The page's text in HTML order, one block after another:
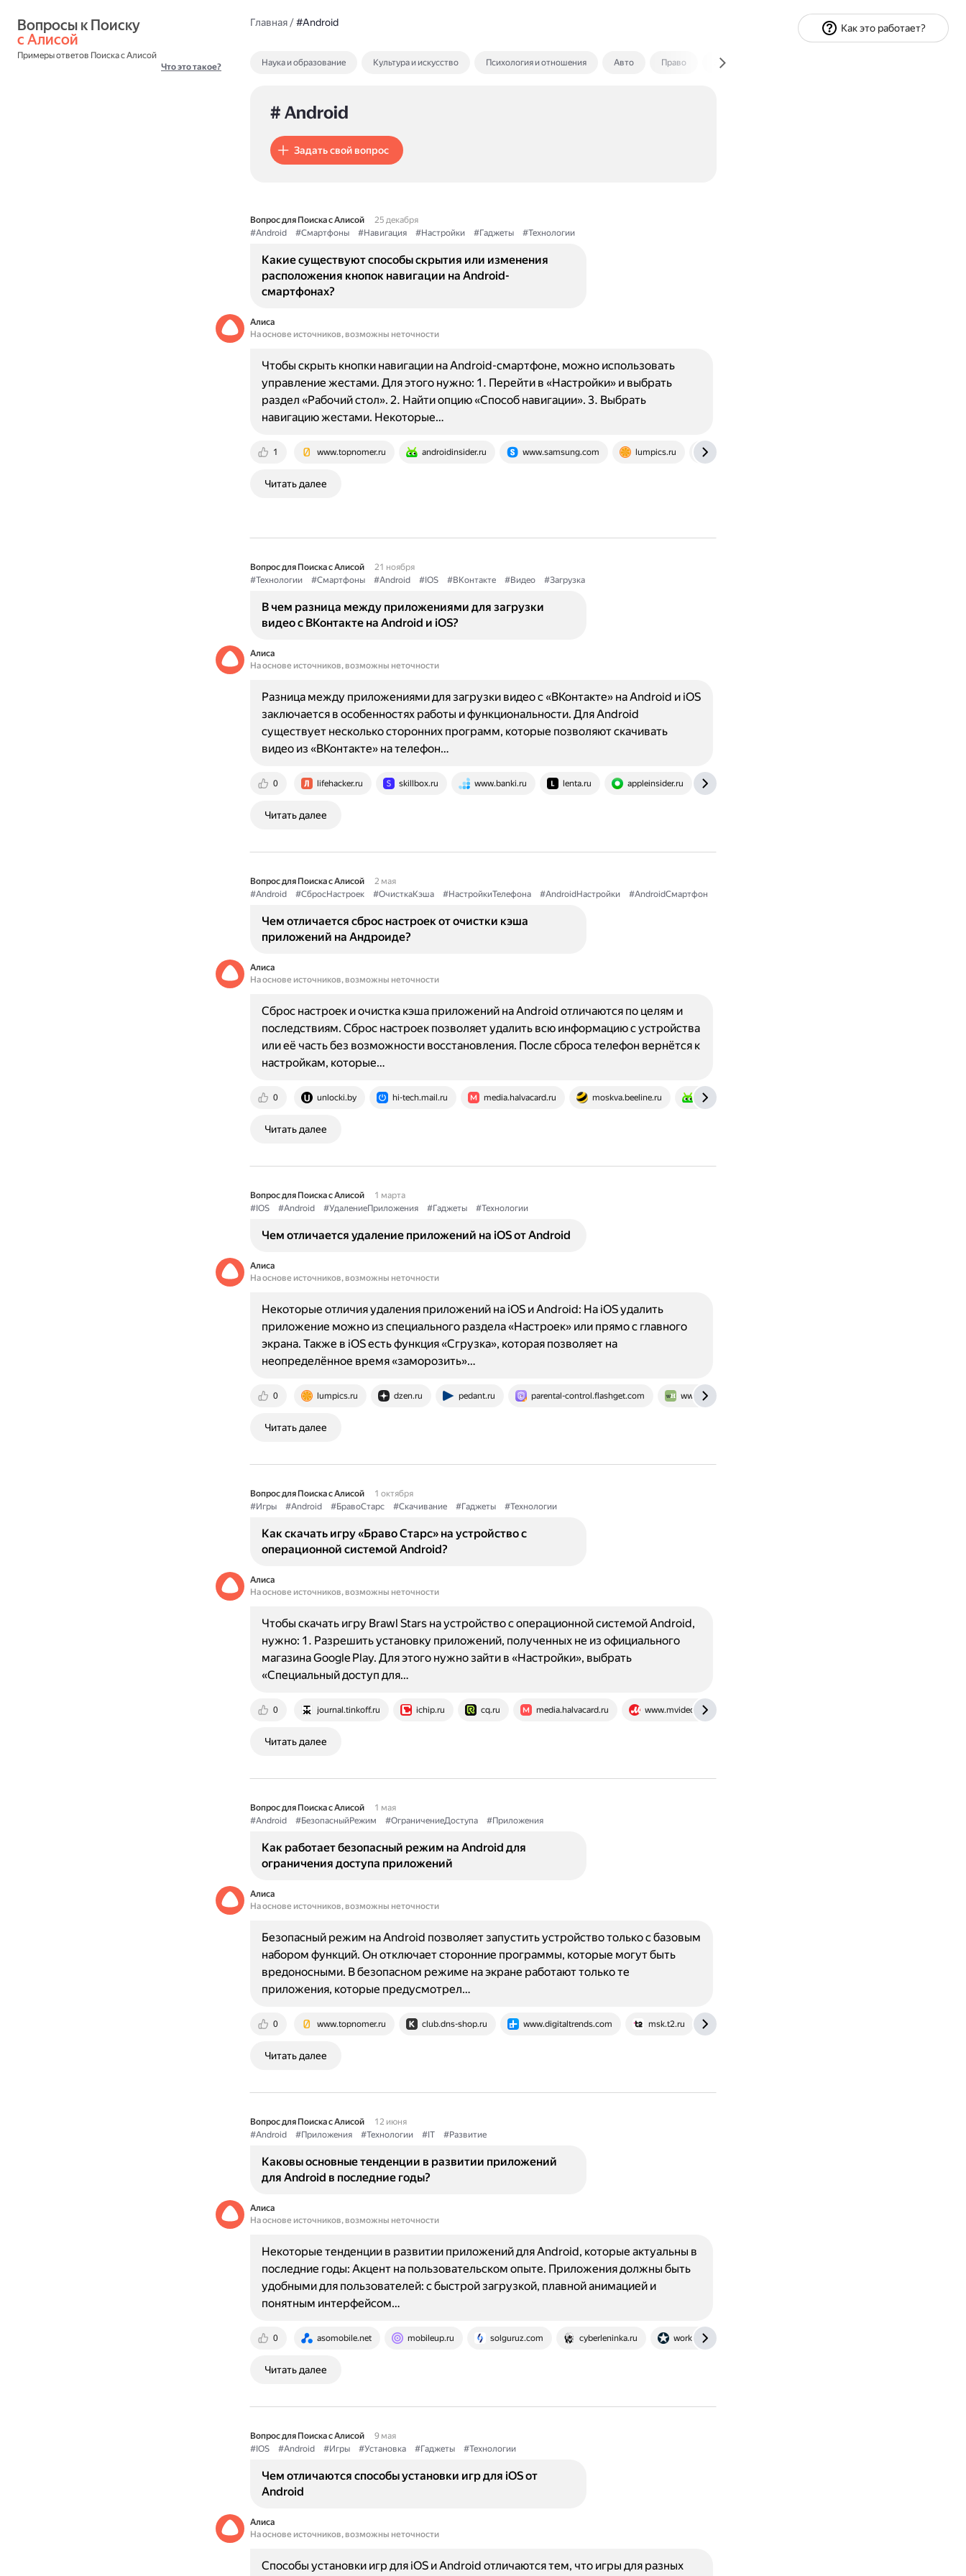
с Алисой
Примеры ответов Поиска с Алисой
Что это такое?
Главная/#Android
Наука и образование Культура и искусство Психология и отношения Авто Право Экономика и финансы
# Android
Задать свой вопрос
Вопрос для Поиска с Алисой
25 декабря
#Android
#Смартфоны #Навигация #Настройки #Гаджеты #Технологии
Какие существуют способы скрытия или изменения
расположения кнопок навигации на Android-
смартфонах?
Алиса
На основе источников, возможны неточности
1 www.topnomer.ru androidinsider.ru www.samsung.com lumpics.ru
Чтобы скрыть кнопки навигации на Android-смартфоне, можно использовать
управление жестами. Для этого нужно: 1. Перейти в «Настройки» и выбрать
раздел «Рабочий стол». 2. Найти опцию «Способ навигации». 3. Выбрать
навигацию жестами. Некоторые…
Читать далее
Вопрос для Поиска с Алисой
21 ноября
#Технологии
#Смартфоны #Android #IOS #ВКонтакте #Видео #Загрузка
В чем разница между приложениями для загрузки
видео с ВКонтакте на Android и iOS?
Алиса
На основе источников, возможны неточности
0 lifehacker.ru skillbox.ru www.banki.ru lenta.ru appleinsider.ru
Разница между приложениями для загрузки видео с «ВКонтакте» на Android и iOS
заключается в особенностях работы и функциональности. Для Android
существует несколько сторонних программ, которые позволяют скачивать
видео из «ВКонтакте» на телефон…
Читать далее
Вопрос для Поиска с Алисой
2 мая
#Android
#СбросНастроек #ОчисткаКэша #НастройкиТелефона #AndroidНастройки #AndroidСмартфон
Чем отличается сброс настроек от очистки кэша
приложений на Андроиде?
Алиса
На основе источников, возможны неточности
0 unlocki.by hi-tech.mail.ru media.halvacard.ru moskva.beeline.ru androidinsider.ru
Сброс настроек и очистка кэша приложений на Android отличаются по целям и
последствиям. Сброс настроек позволяет удалить всю информацию с устройства
или её часть без возможности восстановления. После сброса телефон вернётся к
настройкам, которые…
Читать далее
Вопрос для Поиска с Алисой
1 марта
#IOS
#Android #УдалениеПриложения #Гаджеты #Технологии
Чем отличается удаление приложений на iOS от Android
Алиса
На основе источников, возможны неточности
0 lumpics.ru dzen.ru pedant.ru parental-control.flashget.com www.wikihow.com
Некоторые отличия удаления приложений на iOS и Android: На iOS удалить
приложение можно из специального раздела «Настроек» или прямо с главного
экрана. Также в iOS есть функция «Сгрузка», которая позволяет на
неопределённое время «заморозить»…
Читать далее
Вопрос для Поиска с Алисой
1 октября
#Игры
#Android #БравоСтарс #Скачивание #Гаджеты #Технологии
Как скачать игру «Браво Старс» на устройство с
операционной системой Android?
Алиса
На основе источников, возможны неточности
0 journal.tinkoff.ru ichip.ru cq.ru media.halvacard.ru www.mvideo.ru
Чтобы скачать игру Brawl Stars на устройство с операционной системой Android,
нужно: 1. Разрешить установку приложений, полученных не из официального
магазина Google Play. Для этого нужно зайти в «Настройки», выбрать
«Специальный доступ для…
Читать далее
Вопрос для Поиска с Алисой
1 мая
#Android
#БезопасныйРежим #ОграничениеДоступа #Приложения
Как работает безопасный режим на Android для
ограничения доступа приложений
Алиса
На основе источников, возможны неточности
0 www.topnomer.ru club.dns-shop.ru www.digitaltrends.com msk.t2.ru
Безопасный режим на Android позволяет запустить устройство только с базовым
набором функций. Он отключает сторонние программы, которые могут быть
вредоносными. В безопасном режиме на экране работают только те
приложения, которые предусмотрел…
Читать далее
Вопрос для Поиска с Алисой
12 июня
#Android
#Приложения #Технологии #IT #Развитие
Каковы основные тенденции в развитии приложений
для Android в последние годы?
Алиса
На основе источников, возможны неточности
0 asomobile.net mobileup.ru solguruz.com cyberleninka.ru workspace.ru
Некоторые тенденции в развитии приложений для Android, которые актуальны в
последние годы: Акцент на пользовательском опыте. Приложения должны быть
удобными для пользователей: с быстрой загрузкой, плавной анимацией и
понятным интерфейсом…
Читать далее
Вопрос для Поиска с Алисой
9 мая
#IOS
#Android #Игры #Установка #Гаджеты #Технологии
Чем отличаются способы установки игр для iOS от
Android
Алиса
На основе источников, возможны неточности
Способы установки игр для iOS и Android отличаются тем, что игры для разных
Как это работает?